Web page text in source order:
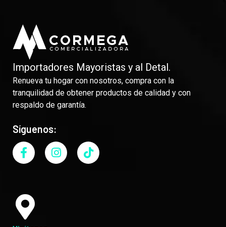
Importadores Mayoristas y al Detal.
Renueva tu hogar con nosotros, compra con la
tranquilidad de obtener productos de calidad y con
respaldo de garantía.
Síguenos: